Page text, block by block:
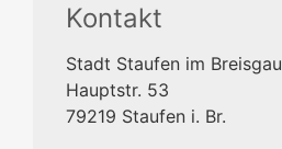
Kontakt
Stadt Staufen im Breisgau
Hauptstr. 53
79219 Staufen i. Br.